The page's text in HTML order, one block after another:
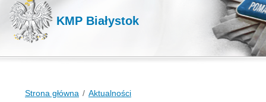
KMP Białystok
Strona główna Aktualności